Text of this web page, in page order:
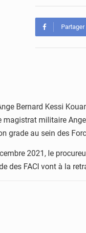
Bernard Kessi
magistrat militaire
grade au sein des
2021, le
des FACI vont à la